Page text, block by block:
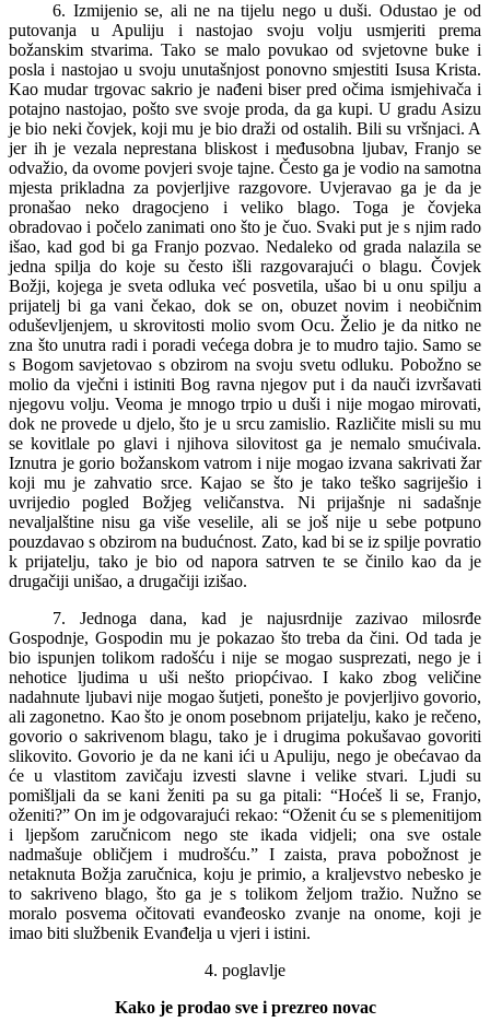
6. Izmijenio se, ali ne na tijelu nego u duši. Odustao je od
putovanja u Apuliju i nastojao svoju volju usmjeriti prema
božanskim stvarima. Tako se malo povukao od svjetovne buke i
posla i nastojao u svoju unutašnjost ponovno smjestiti Isusa Krista.
Kao mudar trgovac sakrio je nađeni biser pred očima ismjehivača i
potajno nastojao, pošto sve svoje proda, da ga kupi. U gradu Asizu
je bio neki čovjek, koji mu je bio draži od ostalih. Bili su vršnjaci. A
jer ih je vezala neprestana bliskost i međusobna ljubav, Franjo se
odvažio, da ovome povjeri svoje tajne. Često ga je vodio na samotna
mjesta prikladna za povjerljive razgovore. Uvjeravao ga je da je
pronašao neko dragocjeno i veliko blago. Toga je čovjeka
obradovao i počelo zanimati ono što je čuo. Svaki put je s njim rado
išao, kad god bi ga Franjo pozvao. Nedaleko od grada nalazila se
jedna spilja do koje su često išli razgovarajući o blagu. Čovjek
Božji, kojega je sveta odluka već posvetila, ušao bi u onu spilju a
prijatelj bi ga vani čekao, dok se on, obuzet novim i neobičnim
oduševljenjem, u skrovitosti molio svom Ocu. Želio je da nitko ne
zna što unutra radi i poradi većega dobra je to mudro tajio. Samo se
s Bogom savjetovao s obzirom na svoju svetu odluku. Pobožno se
molio da vječni i istiniti Bog ravna njegov put i da nauči izvršavati
njegovu volju. Veoma je mnogo trpio u duši i nije mogao mirovati,
dok ne provede u djelo, što je u srcu zamislio. Različite misli su mu
se kovitlale po glavi i njihova silovitost ga je nemalo smućivala.
Iznutra je gorio božanskom vatrom i nije mogao izvana sakrivati žar
koji mu je zahvatio srce. Kajao se što je tako teško sagriješio i
uvrijedio pogled Božjeg veličanstva. Ni prijašnje ni sadašnje
nevaljalštine nisu ga više veselile, ali se još nije u sebe potpuno
pouzdavao s obzirom na budućnost. Zato, kad bi se iz spilje povratio
k prijatelju, tako je bio od napora satrven te se činilo kao da je
drugačiji unišao, a drugačiji izišao.
7. Jednoga dana, kad je najusrdnije zazivao milosrđe
Gospodnje, Gospodin mu je pokazao što treba da čini. Od tada je
bio ispunjen tolikom radošću i nije se mogao susprezati, nego je i
nehotice ljudima u uši nešto priopćivao. I kako zbog veličine
nadahnute ljubavi nije mogao šutjeti, ponešto je povjerljivo govorio,
ali zagonetno. Kao što je onom posebnom prijatelju, kako je rečeno,
govorio o sakrivenom blagu, tako je i drugima pokušavao govoriti
slikovito. Govorio je da ne kani ići u Apuliju, nego je obećavao da
će u vlastitom zavičaju izvesti slavne i velike stvari. Ljudi su
pomišljali da se kani ženiti pa su ga pitali: “Hoćeš li se, Franjo,
oženiti?” On im je odgovarajući rekao: “Oženit ću se s plemenitijom
i ljepšom zaručnicom nego ste ikada vidjeli; ona sve ostale
nadmašuje obličjem i mudrošću.” I zaista, prava pobožnost je
netaknuta Božja zaručnica, koju je primio, a kraljevstvo nebesko je
to sakriveno blago, što ga je s tolikom željom tražio. Nužno se
moralo posvema očitovati evanđeosko zvanje na onome, koji je
imao biti službenik Evanđelja u vjeri i istini.
4. poglavlje
Kako je prodao sve i prezreo novac